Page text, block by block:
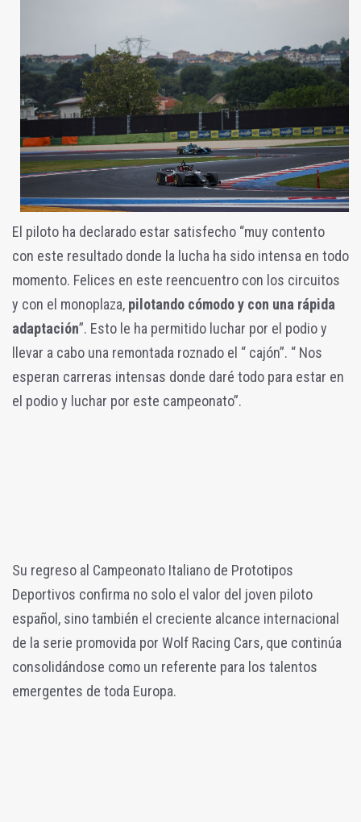
El piloto ha declarado estar satisfecho “muy contento
con este resultado donde la lucha ha sido intensa en todo
momento. Felices en este reencuentro con los circuitos
y con el monoplaza, pilotando cómodo y con una rápida
adaptación”. Esto le ha permitido luchar por el podio y
llevar a cabo una remontada roznado el “ cajón”. “ Nos
esperan carreras intensas donde daré todo para estar en
el podio y luchar por este campeonato”.
Su regreso al Campeonato Italiano de Prototipos
Deportivos confirma no solo el valor del joven piloto
español, sino también el creciente alcance internacional
de la serie promovida por Wolf Racing Cars, que continúa
consolidándose como un referente para los talentos
emergentes de toda Europa.